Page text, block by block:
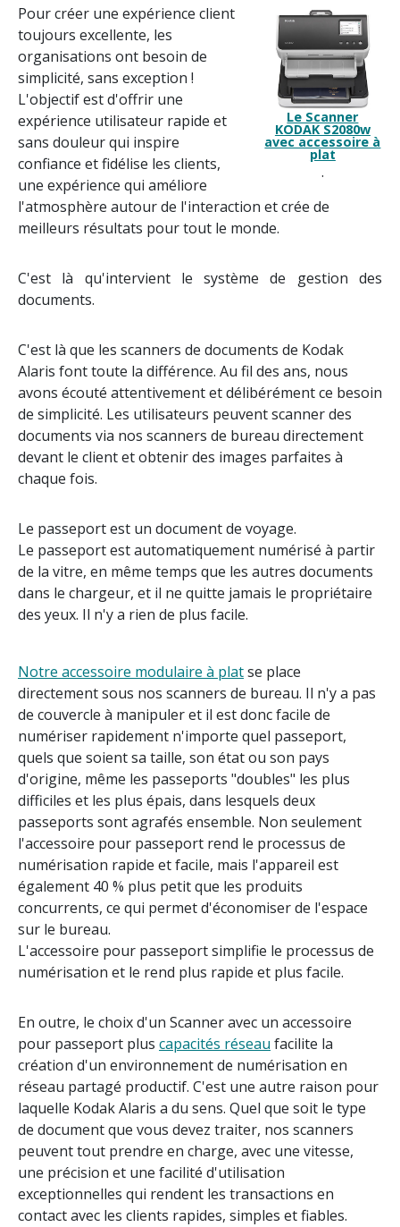
Le Scanner
KODAK S2080w
avec accessoire à
plat
.
Pour créer une expérience client
toujours excellente, les
organisations ont besoin de
simplicité, sans exception !
L'objectif est d'offrir une
expérience utilisateur rapide et
sans douleur qui inspire
confiance et fidélise les clients,
une expérience qui améliore
l'atmosphère autour de l'interaction et crée de
meilleurs résultats pour tout le monde.
C'est là qu'intervient le système de gestion des
documents.
C'est là que les scanners de documents de Kodak
Alaris font toute la différence. Au fil des ans, nous
avons écouté attentivement et délibérément ce besoin
de simplicité. Les utilisateurs peuvent scanner des
documents via nos scanners de bureau directement
devant le client et obtenir des images parfaites à
chaque fois.
Le passeport est un document de voyage.
Le passeport est automatiquement numérisé à partir
de la vitre, en même temps que les autres documents
dans le chargeur, et il ne quitte jamais le propriétaire
des yeux. Il n'y a rien de plus facile.
Notre accessoire modulaire à platse place
directement sous nos scanners de bureau. Il n'y a pas
de couvercle à manipuler et il est donc facile de
numériser rapidement n'importe quel passeport,
quels que soient sa taille, son état ou son pays
d'origine, même les passeports "doubles" les plus
difficiles et les plus épais, dans lesquels deux
passeports sont agrafés ensemble. Non seulement
l'accessoire pour passeport rend le processus de
numérisation rapide et facile, mais l'appareil est
également 40 % plus petit que les produits
concurrents, ce qui permet d'économiser de l'espace
sur le bureau.
L'accessoire pour passeport simplifie le processus de
numérisation et le rend plus rapide et plus facile.
En outre, le choix d'un Scanner avec un accessoire
pour passeport plus capacités réseau facilite la
création d'un environnement de numérisation en
réseau partagé productif. C'est une autre raison pour
laquelle Kodak Alaris a du sens. Quel que soit le type
de document que vous devez traiter, nos scanners
peuvent tout prendre en charge, avec une vitesse,
une précision et une facilité d'utilisation
exceptionnelles qui rendent les transactions en
contact avec les clients rapides, simples et fiables.